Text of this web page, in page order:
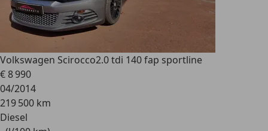
Volkswagen Scirocco2.0 tdi 140 fap sportline
€ 8 990
04/2014
219 500 km
Diesel